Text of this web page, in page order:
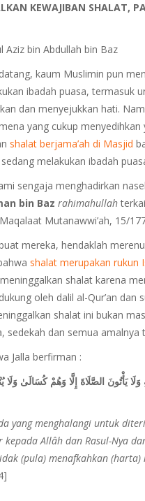
KEWAJIBAN SHALAT,
Aziz bin Abdullah bin Baz
kaum Muslimin pun
ibadah puasa, termasuk
dan menyejukkan hati.
yang cukup
shalat berjama’ah di Masjid
melakukan ibadah
sengaja menghadirkan
bin Baz rahimahullah
Mutanawwi’ah, 15/
mereka, hendaklah
shalat merupakan rukun
shalat karena
oleh dalil al-Qur’an
shalat ini bukan
sedekah dan semua amalnya
Jalla berfirman :
يَأْتُونَ الصَّلَاةَ إِلَّا وَهُمْ كُسَالَىٰ وَلَا
yang menghalangi untuk
kepada Allâh dan Rasul-Nya
(pula) menafkahkan (harta)